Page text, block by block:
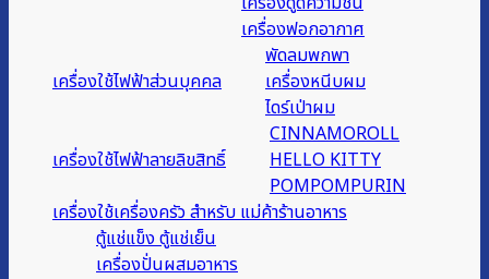
เครื่องฟอกอากาศ
เครื่องใช้ไฟฟ้าส่วนบุคคล
พัดลมพกพา
เครื่องหนีบผม
ไดร์เป่าผม
เครื่องใช้ไฟฟ้าลายลิขสิทธิ์
CINNAMOROLL
HELLO KITTY
POMPOMPURIN
เครื่องใช้เครื่องครัว สำหรับ แม่ค้าร้านอาหาร
ตู้แช่แข็ง ตู้แช่เย็น
เครื่องปั่นผสมอาหาร